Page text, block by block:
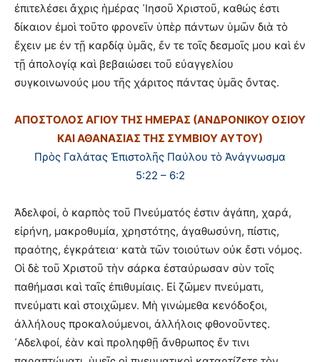
ἐπιτελέσει ἄχρις ἡμέρας ᾿Ιησοῦ Χριστοῦ, καθώς ἐστι
δίκαιον ἐμοὶ τοῦτο φρονεῖν ὑπὲρ πάντων ὑμῶν διὰ τὸ
ἔχειν με ἐν τῇ καρδίᾳ ὑμᾶς, ἔν τε τοῖς δεσμοῖς μου καὶ ἐν
τῇ ἀπολογίᾳ καὶ βεβαιώσει τοῦ εὐαγγελίου
συγκοινωνούς μου τῆς χάριτος πάντας ὑμᾶς ὄντας.
ΑΠΟΣΤΟΛΟΣ ΑΓΙΟΥ ΤΗΣ ΗΜΕΡΑΣ (ΑΝΔΡΟΝΙΚΟΥ ΟΣΙΟΥ
ΚΑΙ ΑΘΑΝΑΣΙΑΣ ΤΗΣ ΣΥΜΒΙΟΥ ΑΥΤΟΥ)
Πρὸς Γαλάτας Ἐπιστολῆς Παύλου τὸ Ἀνάγνωσμα
5:22 – 6:2
Ἀδελφοί, ὁ καρπὸς τοῦ Πνεύματός ἐστιν ἀγάπη, χαρά,
εἰρήνη, μακροθυμία, χρηστότης, ἀγαθωσύνη, πίστις,
πραότης, ἐγκράτεια· κατὰ τῶν τοιούτων οὐκ ἔστι νόμος.
Οἱ δὲ τοῦ Χριστοῦ τὴν σάρκα ἐσταύρωσαν σὺν τοῖς
παθήμασι καὶ ταῖς ἐπιθυμίαις. Εἰ ζῶμεν πνεύματι,
πνεύματι καὶ στοιχῶμεν. Μὴ γινώμεθα κενόδοξοι,
ἀλλήλους προκαλούμενοι, ἀλλήλοις φθονοῦντες.
᾽Αδελφοί, ἐὰν καὶ προληφθῇ ἄνθρωπος ἔν τινι